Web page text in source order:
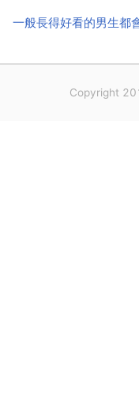
一般長得好看的男生都
Copyright